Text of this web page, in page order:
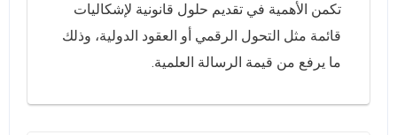
تكمن الأهمية في تقديم حلول قانونية لإشكاليات
قائمة مثل التحول الرقمي أو العقود الدولية، وذلك
ما يرفع من قيمة الرسالة العلمية.